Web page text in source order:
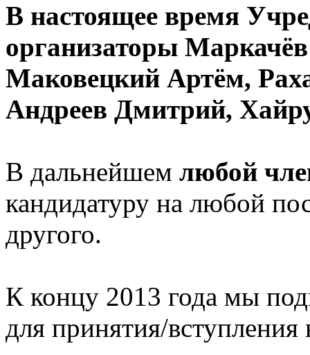
В настоящее время
организаторы
Маковецкий Артём,
Андреев Дмитрий,
В дальнейшем любой
кандидатуру на любой
другого.
К концу 2013 года мы
для принятия/